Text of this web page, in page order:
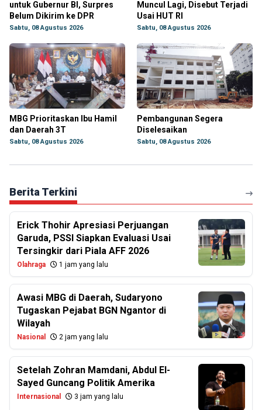
untuk Gubernur BI, Surpres
Belum Dikirim ke DPR
Sabtu, 08 Agustus 2026
Muncul Lagi, Disebut Terjadi
Usai HUT RI
Sabtu, 08 Agustus 2026
MBG Prioritaskan Ibu Hamil
dan Daerah 3T
Sabtu, 08 Agustus 2026
Pembangunan Segera
Diselesaikan
Sabtu, 08 Agustus 2026
Berita Terkini
Erick Thohir Apresiasi Perjuangan
Garuda, PSSI Siapkan Evaluasi Usai
Tersingkir dari Piala AFF 2026
Olahraga 1 jam yang lalu
Awasi MBG di Daerah, Sudaryono
Tugaskan Pejabat BGN Ngantor di
Wilayah
Nasional 2 jam yang lalu
Setelah Zohran Mamdani, Abdul El-
Sayed Guncang Politik Amerika
Internasional 3 jam yang lalu